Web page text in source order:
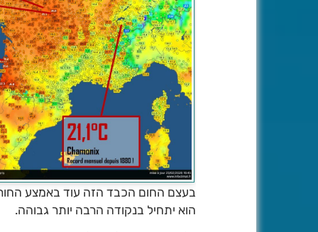
בעצם החום הכבד הזה עוד באמצע
הוא יתחיל בנקודה הרבה יותר גבוהה.